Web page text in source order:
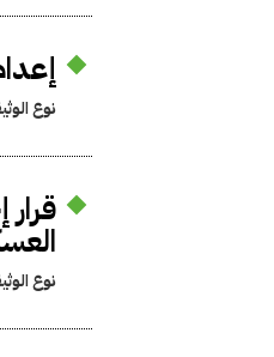
إعدام 8 والمؤبد لـ 12 متهمًا في قضية خلية
نوع
نوع